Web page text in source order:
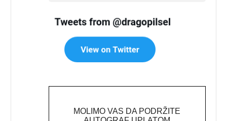
MOLIMO VAS DA PODRŽITE